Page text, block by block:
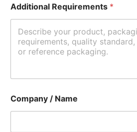
Additional Requirements *
Company / Name